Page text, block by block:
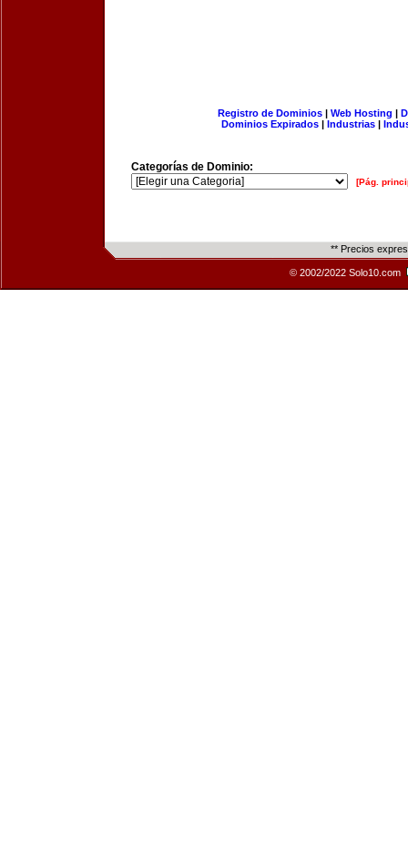
Registro de Dominios| Web Hosting |
Dominios Expirados | Industrias |
Categorías de Dominio:
[Pág.
** Precios
© 2002/2022 Solo10.com